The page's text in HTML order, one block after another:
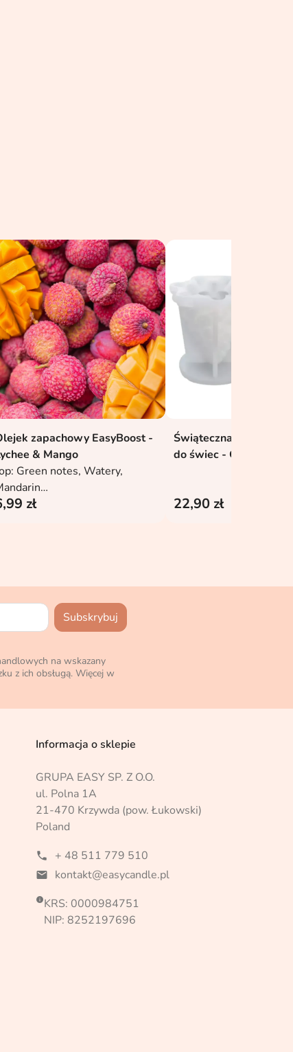
Dodaj do koszyka
zapachowy EasyBoost -
& Mango
Green notes, Watery,
Lychee, Tropical fruits,
zł
Dodaj do
Świąteczna forma
do świec - Choinka 3
22,90 zł
na wskazany
z ich obsługą. Więcej w
Informacja o sklepie
GRUPA EASY SP. Z O.O.
ul. Polna 1A
21-470 Krzywda (pow. Łukowski)
Poland
phone + 48 511 779 510
mail kontakt@easycandle.pl
KRS: 0000984751
NIP: 8252197696